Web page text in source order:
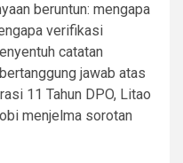
beruntun: mengapa
verifikasi
catatan
jawab atas
11 Tahun DPO, Litao
menjelma sorotan